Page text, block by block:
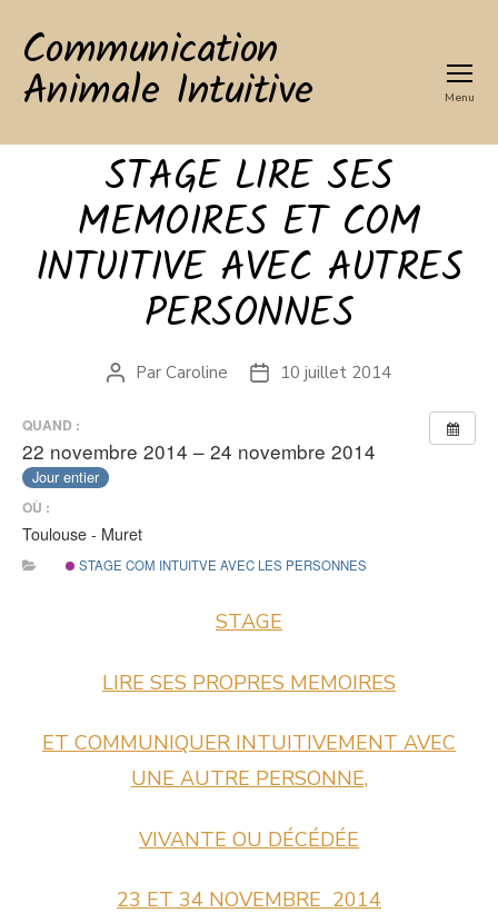
Communication
Animale Intuitive Menu
STAGE LIRE SES
MEMOIRES ET COM
INTUITIVE AVEC AUTRES
PERSONNES
Auteur
Par Caroline
Date10 juillet 2014
QUAND :
22 novembre 2014 – 24 novembre 2014
Jour entier
OÙ :
Toulouse - Muret
STAGE COM INTUITVE AVEC LES PERSONNES
STAGE
LIRE SES PROPRES MEMOIRES
ET COMMUNIQUER INTUITIVEMENT AVEC
UNE AUTRE PERSONNE,
VIVANTE OU DÉCÉDÉE
23 ET 34 NOVEMBRE 2014